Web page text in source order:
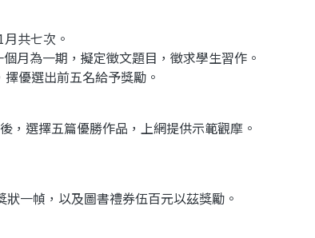
共七次。
月為一期，擬定徵文題目，徵求學生習作。
優選出前五名給予獎勵。
，選擇五篇優勝作品，上網提供示範觀摩。
一幀，以及圖書禮券伍百元以茲獎勵。